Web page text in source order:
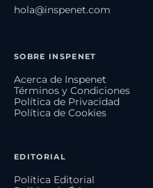
hola@inspenet.com
SOBRE INSPENET
Acerca de Inspenet
Términos y Condiciones
Política de Privacidad
Política de Cookies
EDITORIAL
Política Editorial